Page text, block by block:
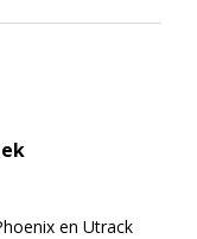
en Utrack